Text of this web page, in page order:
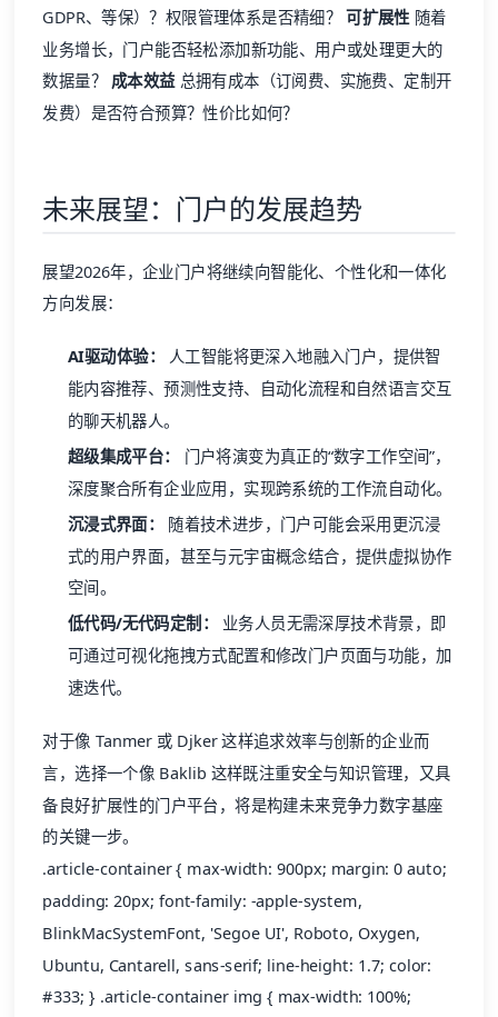
GDPR、等保）？权限管理体系是否精细？可扩展性 随着
业务增长，门户能否轻松添加新功能、用户或处理更大的
数据量？ 成本效益总拥有成本（订阅费、实施费、定制开
发费）是否符合预算？性价比如何？
未来展望：门户的发展趋势
展望2026年，企业门户将继续向智能化、个性化和一体化
方向发展：
AI驱动体验： 人工智能将更深入地融入门户，提供智
能内容推荐、预测性支持、自动化流程和自然语言交互
的聊天机器人。
超级集成平台：
门户将演变为真正的“数字工作空间”，
深度聚合所有企业应用，实现跨系统的工作流自动化。
沉浸式界面：
随着技术进步，门户可能会采用更沉浸
式的用户界面，甚至与元宇宙概念结合，提供虚拟协作
空间。
低代码/无代码定制：
业务人员无需深厚技术背景，即
可通过可视化拖拽方式配置和修改门户页面与功能，加
速迭代。
对于像 Tanmer 或 Djker 这样追求效率与创新的企业而
言，选择一个像 Baklib 这样既注重安全与知识管理，又具
备良好扩展性的门户平台，将是构建未来竞争力数字基座
的关键一步。
.article-container { max-width: 900px; margin: 0 auto;
padding: 20px; font-family: -apple-system,
BlinkMacSystemFont, 'Segoe UI', Roboto, Oxygen,
Ubuntu, Cantarell, sans-serif; line-height: 1.7; color:
#333; } .article-container img { max-width: 100%;